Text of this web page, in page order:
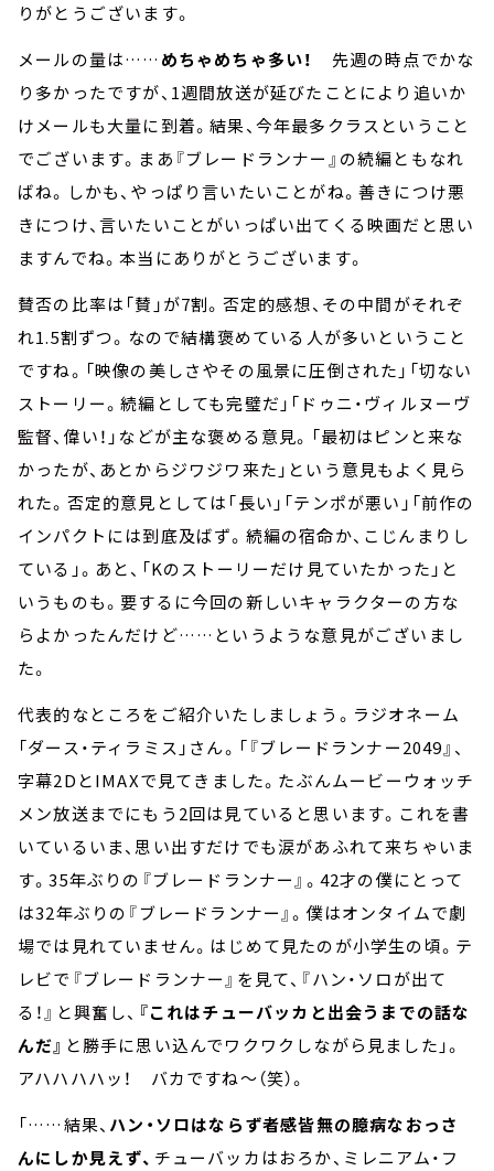
りがとうございます。
メールの量は…… めちゃめちゃ多い！
先週の時点でかな
り多かったですが、1週間放送が延びたことにより追いか
けメールも大量に到着。結果、今年最多クラスということ
でございます。まあ『ブレードランナー』の続編ともなれ
ばね。しかも、やっぱり言いたいことがね。善きにつけ悪
きにつけ、言いたいことがいっぱい出てくる映画だと思い
ますんでね。本当にありがとうございます。
賛否の比率は「賛」が7割。否定的感想、その中間がそれぞ
れ1.5割ずつ。なので結構褒めている人が多いということ
ですね。「映像の美しさやその風景に圧倒された」「切ない
ストーリー。続編としても完璧だ」「ドゥニ・ヴィルヌーヴ
監督、偉い！」などが主な褒める意見。「最初はピンと来な
かったが、あとからジワジワ来た」という意見もよく見ら
れた。否定的意見としては「長い」「テンポが悪い」「前作の
インパクトには到底及ばず。続編の宿命か、こじんまりし
ている」。あと、「Kのストーリーだけ見ていたかった」と
いうものも。要するに今回の新しいキャラクターの方な
らよかったんだけど……というような意見がございまし
た。
代表的なところをご紹介いたしましょう。ラジオネーム
「ダース・ティラミス」さん。「『ブレードランナー2049』、
字幕2DとIMAXで見てきました。たぶんムービーウォッチ
メン放送までにもう2回は見ていると思います。これを書
いているいま、思い出すだけでも涙があふれて来ちゃいま
す。35年ぶりの『ブレードランナー』。42才の僕にとって
は32年ぶりの『ブレードランナー』。僕はオンタイムで劇
場では見れていません。はじめて見たのが小学生の頃。テ
レビで『ブレードランナー』を見て、『ハン・ソロが出て
る！』と興奮し、 『これはチューバッカと出会うまでの話な
んだ』 と勝手に思い込んでワクワクしながら見ました」。
アハハハハッ！ バカですね～（笑）。
「……結果、 ハン・ソロはならず者感皆無の臆病なおっさ
んにしか見えず、 チューバッカはおろか、ミレニアム・フ